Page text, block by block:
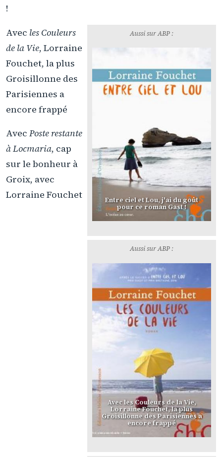
!
Aussi sur ABP :
Entre ciel et Lou, j'ai du goût
pour ce roman Gast !
Avec les Couleurs
de la Vie, Lorraine
Fouchet, la plus
Groisillonne des
Parisiennes a
encore frappé
Aussi sur ABP :
Avec les Couleurs de la Vie,
Lorraine Fouchet, la plus
Groisillonne des Parisiennes a
encore frappé
Avec Poste restante
à Locmaria, cap
sur le bonheur à
Groix, avec
Lorraine Fouchet